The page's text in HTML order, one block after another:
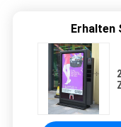
Erhalten